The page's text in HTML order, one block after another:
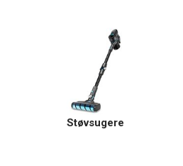
Støvsugere